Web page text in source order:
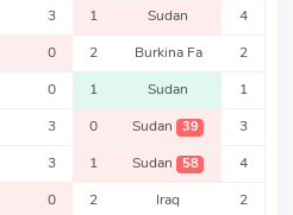
3 1 Sudan 4
0 2 Burkina Fa 2
0 1 Sudan 1
3 0 Sudan 39 3
3 1 Sudan 58 4
0 2 Iraq 2